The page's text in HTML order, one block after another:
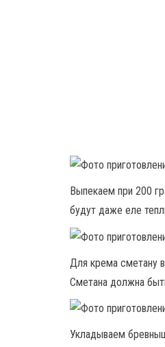
Выпекаем при 200
будут даже еле
Для крема сметану
Сметана должна
Укладываем